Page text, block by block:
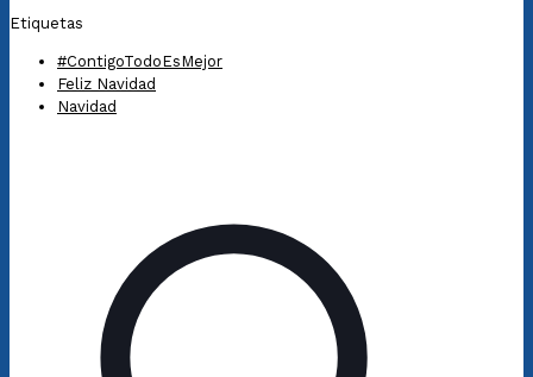
Etiquetas
#ContigoTodoEsMejor
Feliz Navidad
Navidad